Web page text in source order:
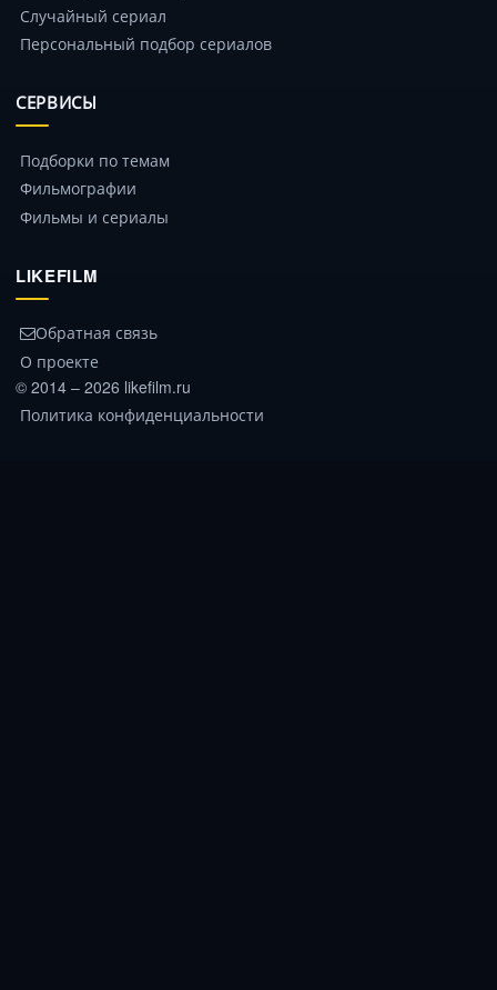
Случайный сериал
Персональный подбор сериалов
СЕРВИСЫ
Подборки по темам
Фильмографии
Фильмы и сериалы
LIKEFILM
Обратная связь
О проекте
© 2014 – 2026 likefilm.ru
Политика конфиденциальности